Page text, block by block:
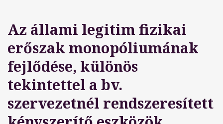
Az állami legitim fizikai
erőszak monopóliumának
fejlődése, különös
tekintettel a bv.
szervezetnél rendszeresített